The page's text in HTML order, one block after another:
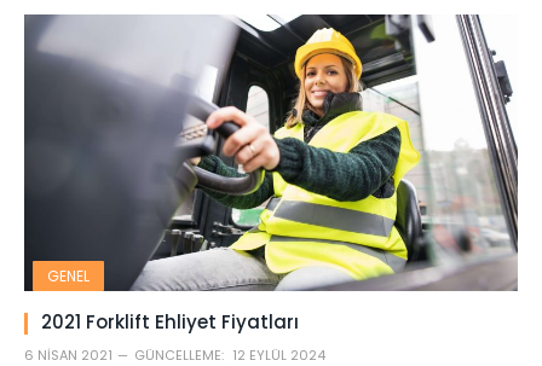
GENEL
2021 Forklift Ehliyet Fiyatları
6 NISAN 2021 GÜNCELLEME: 12 EYLÜL 2024